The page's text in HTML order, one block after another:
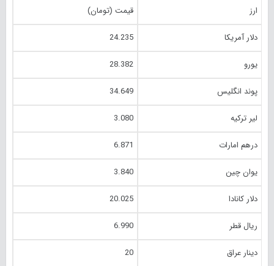
ارز قیمت (تومان)
دلار آمریکا 24.235
یورو 28.382
پوند انگلیس 34.649
لیر ترکیه 3.080
درهم امارات 6.871
یوان چین 3.840
دلار کانادا 20.025
ریال قطر 6.990
دینار عراق 20